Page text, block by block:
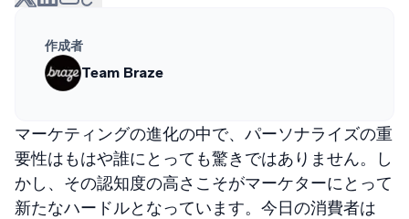
作成者
Team Braze
マーケティングの進化の中で、パーソナライズの重
要性はもはや誰にとっても驚きではありません。し
かし、その認知度の高さこそがマーケターにとって
新たなハードルとなっています。今日の消費者は